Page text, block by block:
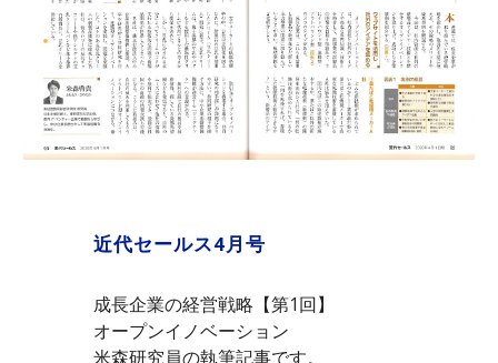
近代セールス4月号
成長企業の経営戦略【第1回】
オープンイノベーション
米森研究員の執筆記事です。